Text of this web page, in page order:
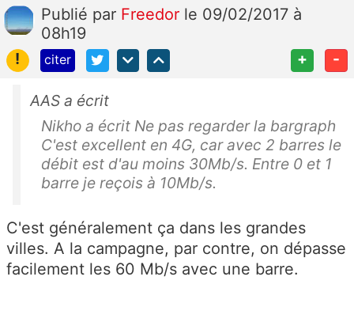
Publié par Freedor le 09/02/2017 à
08h19
!
citer + -
AAS a écrit
Nikho a écrit Ne pas regarder la bargraph
C'est excellent en 4G, car avec 2 barres le
débit est d'au moins 30Mb/s. Entre 0 et 1
barre je reçois à 10Mb/s.
C'est généralement ça dans les grandes
villes. A la campagne, par contre, on dépasse
facilement les 60 Mb/s avec une barre.